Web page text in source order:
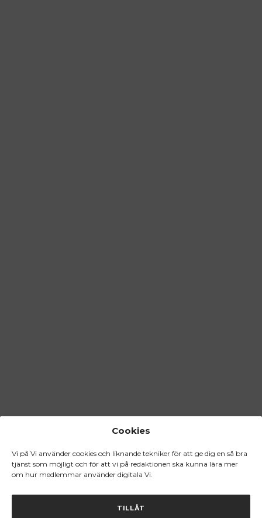
Cookies
Vi på Vi använder cookies och liknande tekniker för att ge dig en så bra
tjänst som möjligt och för att vi på redaktionen ska kunna lära mer
om hur medlemmar använder digitala Vi.
TILLÅT